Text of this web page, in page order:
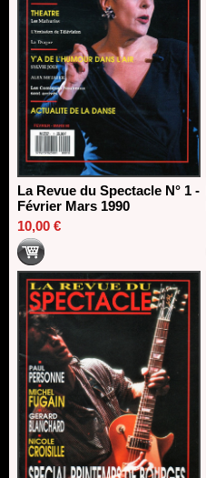
La Revue du Spectacle N° 1 -
Février Mars 1990
10,00 €